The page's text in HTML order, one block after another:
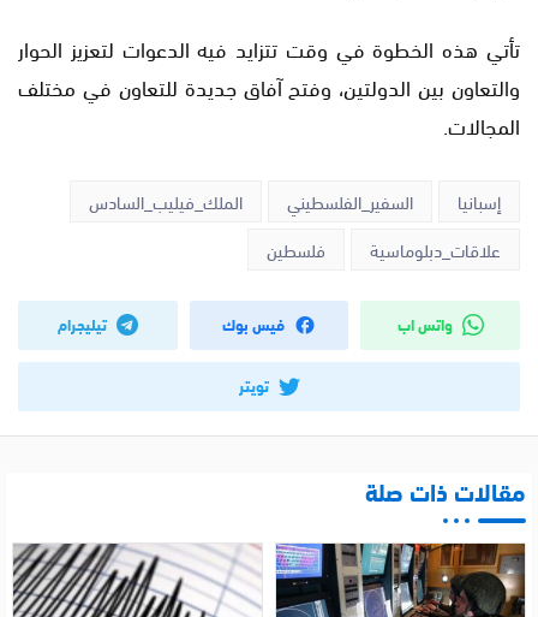
تأتي هذه الخطوة في وقت تتزايد فيه الدعوات لتعزيز الحوار
والتعاون بين الدولتين، وفتح آفاق جديدة للتعاون في مختلف
المجالات.
إسبانيا السفير_الفلسطيني
الملك_فيليب_السادس
علاقات_دبلوماسية
فلسطين
واتس اب فيس بوك تيليجرام
تويتر
مقالات ذات صلة